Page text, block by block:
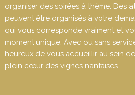
organiser des soirées à thème. Des
peuvent être organisés à votre
qui vous corresponde vraiment et
moment unique. Avec ou sans
heureux de vous accueillir au sein
plein cœur des vignes nantaises.